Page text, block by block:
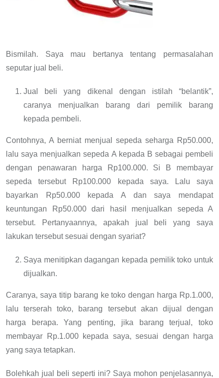
Bismilah. Saya mau bertanya tentang permasalahan
seputar jual beli.
Jual beli yang dikenal dengan istilah “belantik”,
caranya menjualkan barang dari pemilik barang
kepada pembeli.
Contohnya, A berniat menjual sepeda seharga Rp50.000,
lalu saya menjualkan sepeda A kepada B sebagai pembeli
dengan penawaran harga Rp100.000. Si B membayar
sepeda tersebut Rp100.000 kepada saya. Lalu saya
bayarkan Rp50.000 kepada A dan saya mendapat
keuntungan Rp50.000 dari hasil menjualkan sepeda A
tersebut. Pertanyaannya, apakah jual beli yang saya
lakukan tersebut sesuai dengan syariat?
Saya menitipkan dagangan kepada pemilik toko untuk
dijualkan.
Caranya, saya titip barang ke toko dengan harga Rp.1.000,
lalu terserah toko, barang tersebut akan dijual dengan
harga berapa. Yang penting, jika barang terjual, toko
membayar Rp.1.000 kepada saya, sesuai dengan harga
yang saya tetapkan.
Bolehkah jual beli seperti ini? Saya mohon penjelasannya,